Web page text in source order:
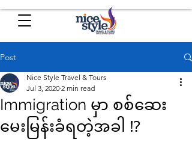
Post
Immigration မှာ စစ်ဆေး
မေးမြန်းခံရတဲ့အခါ ⁉️
Nice Style Travel & Tours
Jul 3, 2020 2 min read